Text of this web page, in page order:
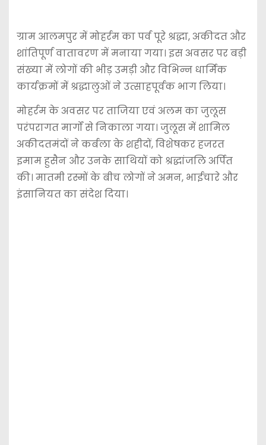
ग्राम आलमपुर में मोहर्रम का पर्व पूरे श्रद्धा, अकीदत और
शांतिपूर्ण वातावरण में मनाया गया। इस अवसर पर बड़ी
संख्या में लोगों की भीड़ उमड़ी और विभिन्न धार्मिक
कार्यक्रमों में श्रद्धालुओं ने उत्साहपूर्वक भाग लिया।
मोहर्रम के अवसर पर ताजिया एवं अलम का जुलूस
परंपरागत मार्गों से निकाला गया। जुलूस में शामिल
अकीदतमंदों ने कर्बला के शहीदों, विशेषकर हजरत
इमाम हुसैन और उनके साथियों को श्रद्धांजलि अर्पित
की। मातमी रस्मों के बीच लोगों ने अमन, भाईचारे और
इंसानियत का संदेश दिया।